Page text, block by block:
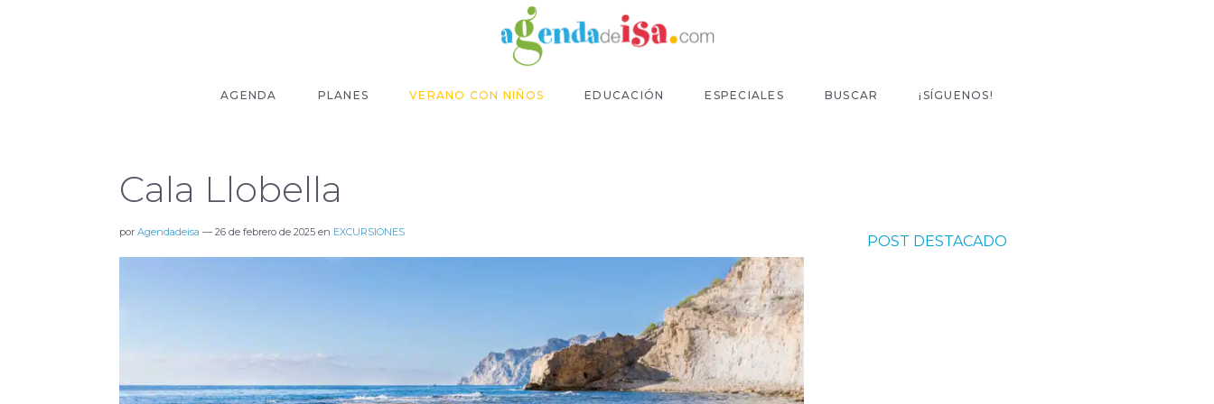
AGENDA PLANES VERANO CON NIÑOS EDUCACIÓN ESPECIALES BUSCAR ¡SÍGUENOS!
Cala Llobella
por Agendadeisa — 26 de febrero de 2025 en EXCURSIONES
POST DESTACADO